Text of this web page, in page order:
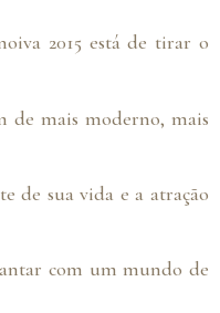
2015 está de tirar o
de mais moderno, mais
de sua vida e a atração
com um mundo de